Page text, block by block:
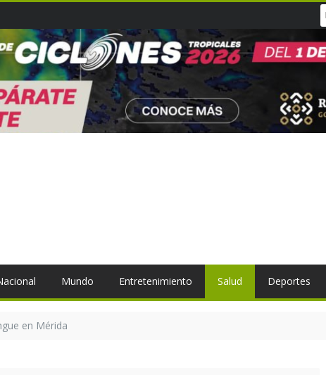
Mundo Entretenimiento Salud Deportes
en Mérida